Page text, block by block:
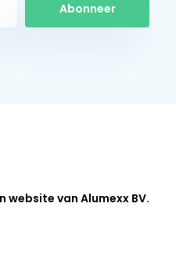
Abonneer
website van Alumexx BV.